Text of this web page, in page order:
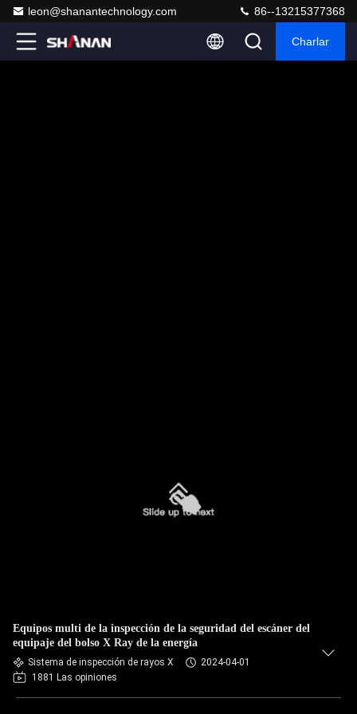
leon@shanantechnology.com 86--13215377368
Charlar
Equipos multi de la inspección de la seguridad del escáner del
equipaje del bolso X Ray de la energía
Sistema de inspección de rayos X
2024-04-01
1881 Las opiniones